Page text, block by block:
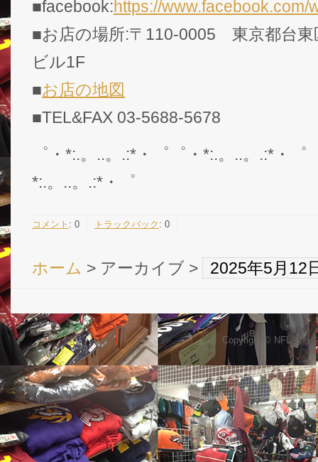
■facebook:https://www.facebook.com/
■お店の場所:〒110-0005 東京都台
ビル1F
■お店の地図
■TEL&FAX 03-5688-5678
゜・*:.。..。.:*・゜゜・*:.。..。.:*・
*:.。..。.:*・゜
コメント : 0 トラックバック : 0
ホーム > アーカイブ > 2025年5月12
Copyright © NFL グッ